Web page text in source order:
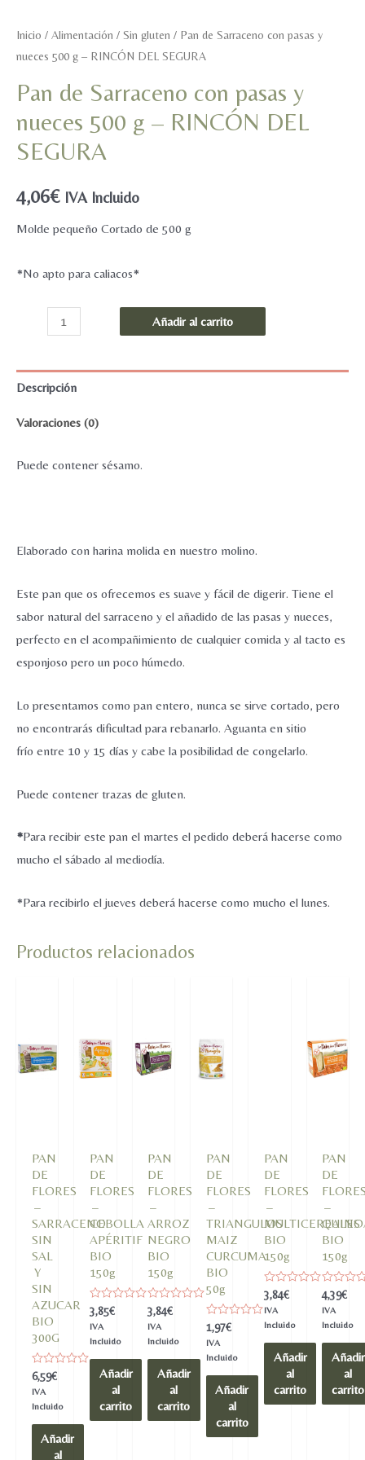
Inicio / Alimentación / Sin gluten / Pan de Sarraceno con pasas y
nueces 500 g – RINCÓN DEL SEGURA
Pan de Sarraceno con pasas y
nueces 500 g – RINCÓN DEL
SEGURA
4,06€ IVA Incluido
Molde pequeño Cortado de 500 g
*No apto para caliacos*
con
y
RINCÓN
SEGURA
cantidad
Añadir al carrito
Descripción
Valoraciones (0)
Puede contener sésamo.
Elaborado con harina molida en nuestro molino.
Este pan que os ofrecemos es suave y fácil de digerir. Tiene el
sabor natural del sarraceno y el añadido de las pasas y nueces,
perfecto en el acompañimiento de cualquier comida y al tacto es
esponjoso pero un poco húmedo.
Lo presentamos como pan entero, nunca se sirve cortado, pero
no encontrarás dificultad para rebanarlo. Aguanta en sitio
frío entre 10 y 15 días y cabe la posibilidad de congelarlo.
Puede contener trazas de gluten.
*Para recibir este pan el martes el pedido deberá hacerse como
mucho el sábado al mediodía.
*Para recibirlo el jueves deberá hacerse como mucho el lunes.
Productos relacionados
PAN
DE
FLORES
–
SARRACENO
SIN
SAL
Y
SIN
AZUCAR
BIO
300G
Valorado
en
0
de
6,59€
IVA
Incluido
Añadir
al
PAN
DE
FLORES
–
CEBOLLA
APÉRITIF
BIO
150g
Valorado
en
0
de
3,85€
IVA
Incluido
Añadir
al
carrito
PAN
DE
FLORES
–
ARROZ
NEGRO
BIO
150g
Valorado
en
0
de
3,84€
IVA
Incluido
Añadir
al
carrito
PAN
DE
FLORES
–
TRIANGULOS
MAIZ
CURCUMA
BIO
50g
Valorado
en
0
de
1,97€
IVA
Incluido
Añadir
al
carrito
PAN
DE
FLORES
–
MULTICEREALES
BIO
150g
Valorado
en
0
de
3,84€
IVA
Incluido
Añadir
al
carrito
PAN
DE
–
BIO
150g
Valorado
en
0
de
4,39€
IVA
Incluido
Añadir
al
carrito